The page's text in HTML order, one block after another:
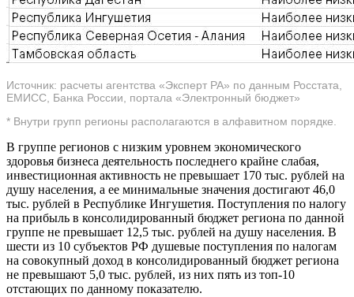
Источник: расчеты агентства «Эксперт РА» по данным Росстата,
ЕМИСС, Банка России, портала «Электронный бюджет»
* Внутри групп регионы располагаются в алфавитном порядке.
В группе регионов с низким уровнем экономического
здоровья бизнеса деятельность последнего крайне слабая,
инвестиционная активность не превышает 170 тыс. рублей на
душу населения, а ее минимальные значения достигают 46,0
тыс. рублей в Республике Ингушетия. Поступления по налогу
на прибыль в консолидированный бюджет региона по данной
группе не превышает 12,5 тыс. рублей на душу населения. В
шести из 10 субъектов РФ душевые поступления по налогам
на совокупный доход в консолидированный бюджет региона
не превышают 5,0 тыс. рублей, из них пять из топ-10
отстающих по данному показателю.